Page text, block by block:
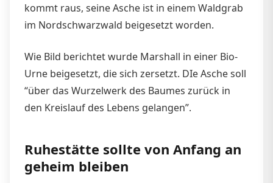
kommt raus, seine Asche ist in einem Waldgrab
im Nordschwarzwald beigesetzt worden.
Wie Bild berichtet wurde Marshall in einer Bio-
Urne beigesetzt, die sich zersetzt. DIe Asche soll
“über das Wurzelwerk des Baumes zurück in
den Kreislauf des Lebens gelangen”.
Ruhestätte sollte von Anfang an
geheim bleiben